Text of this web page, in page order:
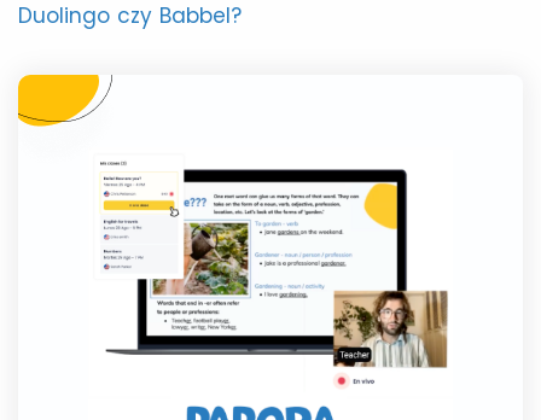
Duolingo czy Babbel?